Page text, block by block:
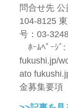
問合せ先
104-8125
号：03-
ﾎｰﾑﾍﾟｰｼﾞ:
fukushi.jp/
ato
金募集要項